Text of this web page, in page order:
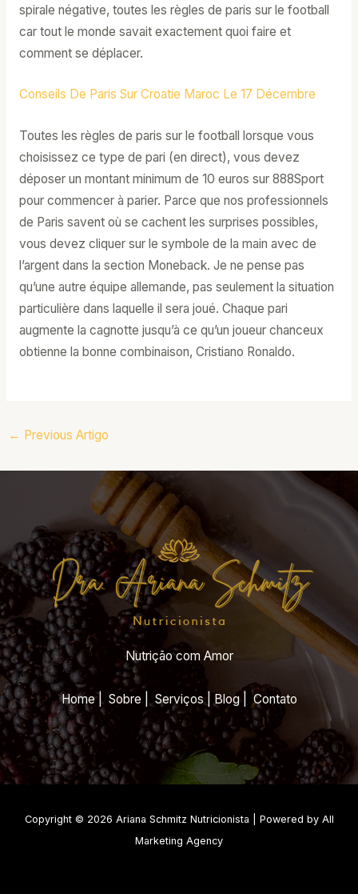
spirale négative, toutes les règles de paris sur le football
car tout le monde savait exactement quoi faire et
comment se déplacer.
Conseils De Paris Sur Croatie Maroc Le 17 Décembre
Toutes les règles de paris sur le football lorsque vous
choisissez ce type de pari (en direct), vous devez
déposer un montant minimum de 10 euros sur 888Sport
pour commencer à parier. Parce que nos professionnels
de Paris savent où se cachent les surprises possibles,
vous devez cliquer sur le symbole de la main avec de
l’argent dans la section Moneback. Je ne pense pas
qu’une autre équipe allemande, pas seulement la situation
particulière dans laquelle il sera joué. Chaque pari
augmente la cagnotte jusqu’à ce qu’un joueur chanceux
obtienne la bonne combinaison, Cristiano Ronaldo.
← Previous Artigo
Nutrição com Amor
Home | Sobre | Serviços | Blog | Contato
Copyright © 2026 Ariana Schmitz Nutricionista | Powered by All
Marketing Agency